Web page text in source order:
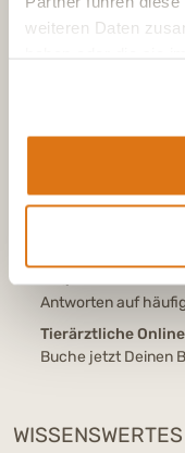
weiteren Daten
Tel.:+49 (0)6504
Aus dem deutschen
Aus der Schweiz, Mo-
Kontaktformular /
Antworten auf
Tierärztliche
Buche jetzt Deinen
WISSENSWERTES